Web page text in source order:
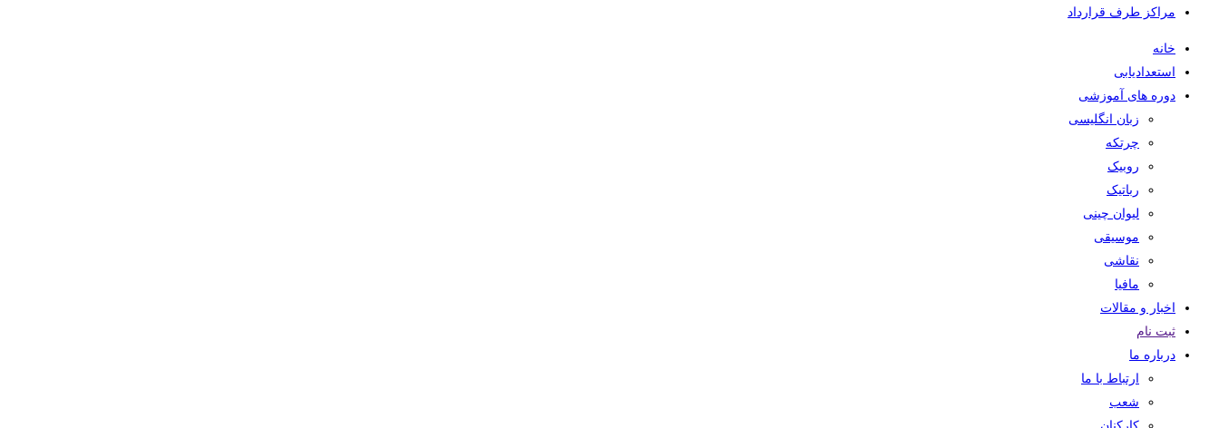
مراکز طرف قرارداد
خانه
استعدادیابی
دوره های آموزشی
زبان انگلیسی
چرتکه
روبیک
رباتیک
لیوان چینی
موسیقی
نقاشی
مافیا
اخبار و مقالات
ثبت نام
درباره ما
ارتباط با ما
شعب